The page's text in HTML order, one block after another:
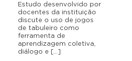
Estudo desenvolvido por
docentes da instituição
discute o uso de jogos
de tabuleiro como
ferramenta de
aprendizagem coletiva,
diálogo e […]